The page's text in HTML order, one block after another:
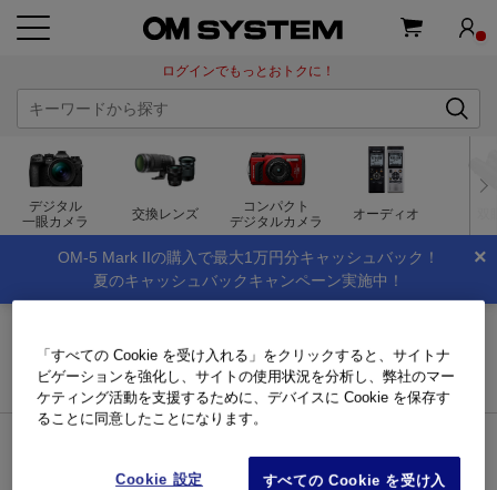
ログインでもっとおトクに！
デジタル
一眼カメラ
交換レンズ
コンパクト
デジタルカメラ
オーディオ
×
OM-5 Mark IIの購入で最大1万円分キャッシュバック！
夏のキャッシュバックキャンペーン実施中！
インフォメーション
キーワード検索
「すべての Cookie を受け入れる」をクリックすると、サイトナ
ビゲーションを強化し、サイトの使用状況を分析し、弊社のマー
ケティング活動を支援するために、デバイスに Cookie を保存す
ることに同意したことになります。
Cookie 設定
すべての Cookie を受け入